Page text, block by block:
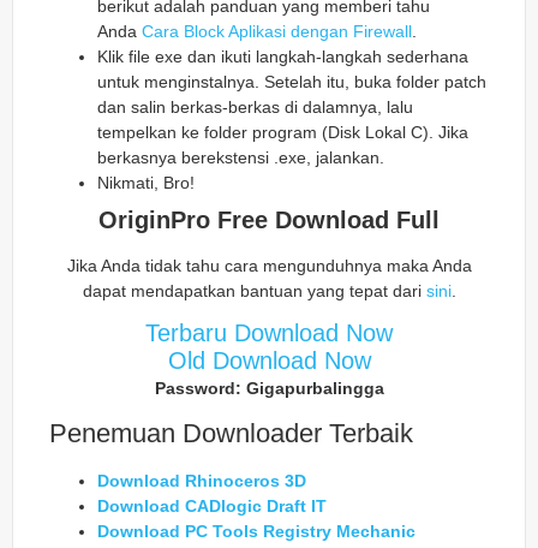
berikut adalah panduan yang memberi tahu
Anda Cara Block Aplikasi dengan Firewall
Klik file exe dan ikuti langkah-langkah sederhana
untuk menginstalnya. Setelah itu, buka folder patch
dan salin berkas-berkas di dalamnya, lalu
tempelkan ke folder program (Disk Lokal C). Jika
berkasnya berekstensi .exe, jalankan.
Nikmati, Bro!
OriginPro Free Download Full
Jika Anda tidak tahu cara mengunduhnya maka Anda
dapat mendapatkan bantuan yang tepat dari sini.
Terbaru Download Now
Old Download Now
Password: Gigapurbalingga
Penemuan Downloader Terbaik
Download Rhinoceros 3D
Download CADlogic Draft IT
Download PC Tools Registry Mechanic